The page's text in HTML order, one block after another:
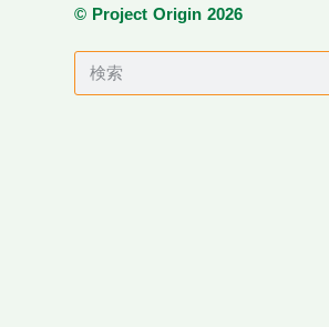
© Project Origin 2026